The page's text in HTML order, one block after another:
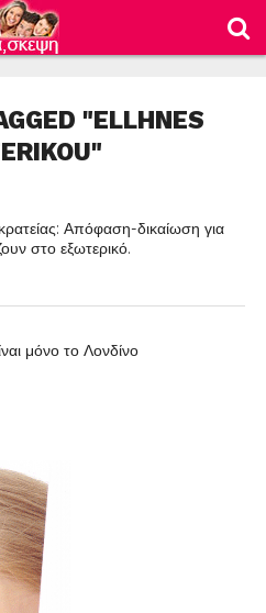
"ELLHNES
Απόφαση-δικαίωση για
στο εξωτερικό.
μόνο το Λονδίνο